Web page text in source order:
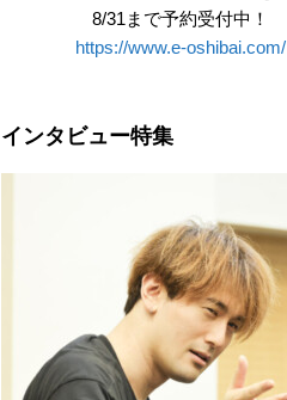
8/31まで予約受付中！
https://www.e-oshibai.com/
インタビュー特集